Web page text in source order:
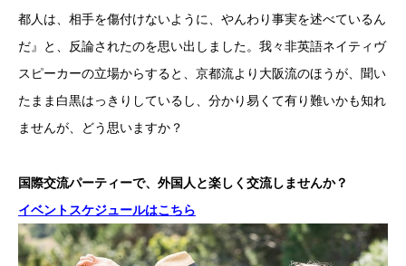
都人は、相手を傷付けないように、やんわり事実を述べているん
だ』と、反論されたのを思い出しました。我々非英語ネイティヴ
スピーカーの立場からすると、京都流より大阪流のほうが、聞い
たまま白黒はっきりしているし、分かり易くて有り難いかも知れ
ませんが、どう思いますか？
国際交流パーティーで、外国人と楽しく交流しませんか？
イベントスケジュールはこちら